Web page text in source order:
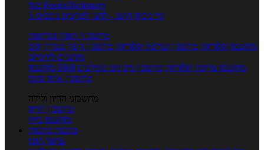
מנוי FoodsDictionary
5 ימי ניסיון חינם - לחצו לפרטים נוספים
מחשבוני תזונה ובריאות
מחשבון קלוריות מחשבון שריפת קלוריות מחשבון דופק מטרה יחס
מותניים לירכיים
מחשבון BMI
מחשבון צריכת קלוריות מחשבון מינונים מומלצים
מחשבון אחוז שומן
מחשבוני הריון ולידה
מחשבון הריון
מחשבון ביוץ
כתבות כתבות
ערוצי תוכן